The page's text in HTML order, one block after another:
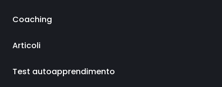
Coaching
Articoli
Test autoapprendimento